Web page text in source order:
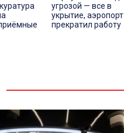
угрозой — все в
укрытие, аэропорт
прекратил работу